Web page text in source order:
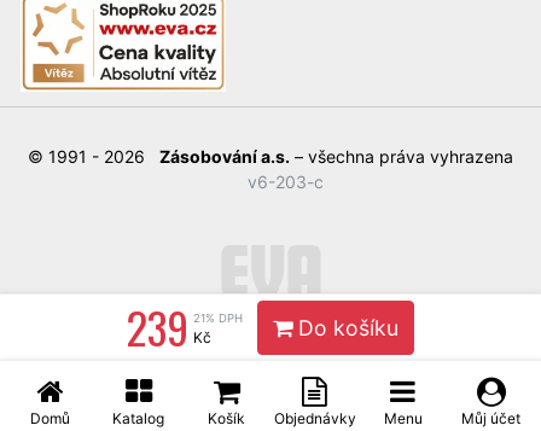
Domů Katalog Košík Objednávky Menu Můj účet
239 21% DPH
Kč Do košíku
© 1991 - 2026 Zásobování a.s. – všechna práva vyhrazena
v6-203-c